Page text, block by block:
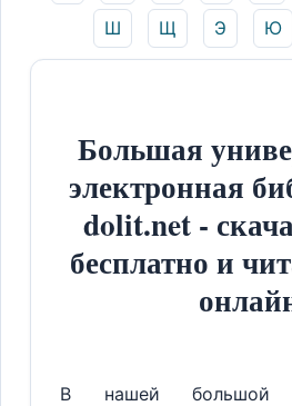
Ш
Щ Э Ю
Большая
электронная
dolit.net -
бесплатно и
В нашей большой